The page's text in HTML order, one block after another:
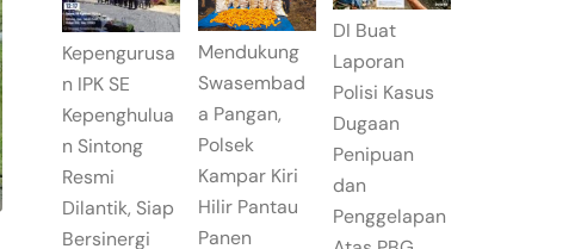
Kepengurusa
n IPK SE
Kepenghulua
n Sintong
Resmi
Dilantik, Siap
Bersinergi
Mendukung
Swasembad
a Pangan,
Polsek
Kampar Kiri
Hilir Pantau
Panen
DI Buat
Laporan
Polisi Kasus
Dugaan
Penipuan
dan
Penggelapan